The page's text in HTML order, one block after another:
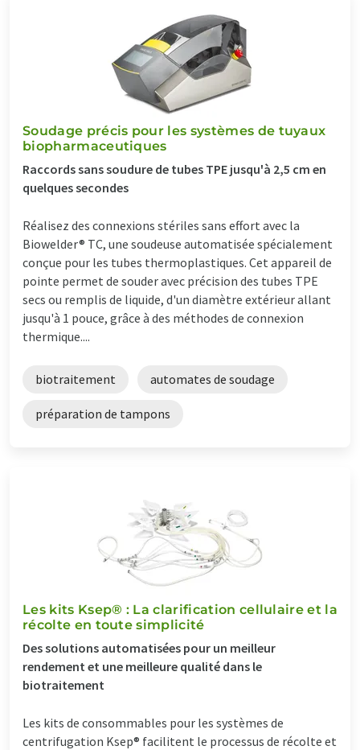
Soudage précis pour les systèmes de tuyaux
biopharmaceutiques
Raccords sans soudure de tubes TPE jusqu'à 2,5 cm en
quelques secondes
Réalisez des connexions stériles sans effort avec la
Biowelder® TC, une soudeuse automatisée spécialement
conçue pour les tubes thermoplastiques. Cet appareil de
pointe permet de souder avec précision des tubes TPE
secs ou remplis de liquide, d'un diamètre extérieur allant
jusqu'à 1 pouce, grâce à des méthodes de connexion
thermique....
biotraitement automates de soudage
préparation de tampons
Les kits Ksep® : La clarification cellulaire et la
récolte en toute simplicité
Des solutions automatisées pour un meilleur
rendement et une meilleure qualité dans le
biotraitement
Les kits de consommables pour les systèmes de
centrifugation Ksep® facilitent le processus de récolte et